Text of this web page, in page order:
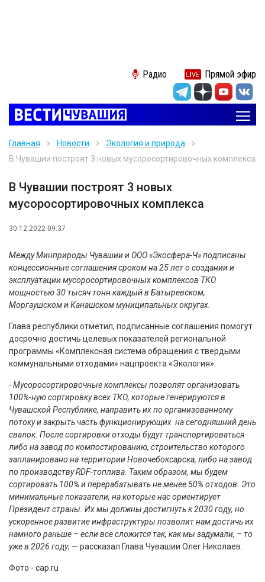
Радио Прямой эфир
Главная Новости
Экология и природа
В Чувашии построят 3 новых мусоросортировочных комплекса
В Чувашии построят 3 новых
мусоросортировочных комплекса
30.12.2022 09:37
Между Минприроды Чувашии и ООО «Экосфера-Ч» подписаны
концессионные соглашения сроком на 25 лет о создании и
эксплуатации мусоросортировочных комплексов ТКО
мощностью 30 тысяч тонн каждый в Батыревском,
Моргаушском и Канашском муниципальных округах.
Глава республики отметил, подписанные соглашения помогут
досрочно достичь целевых показателей региональной
программы «Комплексная система обращения с твердыми
коммунальными отходами» нацпроекта «Экология».
- Мусоросортировочные комплексы позволят организовать
100%-ную сортировку всех ТКО, которые генерируются в
Чувашской Республике, направить их по организованному
потоку и закрыть часть функционирующих на сегодняшний день
свалок. После сортировки отходы будут транспортироваться
либо на завод по компостированию, строительство которого
запланировано на территории Новочебоксарска, либо на завод
по производству RDF-топлива. Таким образом, мы будем
сортировать 100% и перерабатывать не менее 50% отходов. Это
минимальные показатели, на которые нас ориентирует
Президент страны. Их мы должны достигнуть к 2030 году, но
ускоренное развитие инфраструктуры позволит нам достичь их
намного раньше – если все сложится так, как мы задумали, – то
уже в 2026 году, — рассказал Глава Чувашии Олег Николаев.
Фото - cap.ru